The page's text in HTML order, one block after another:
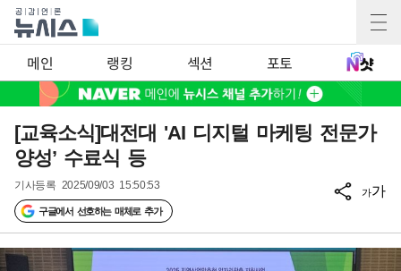
메인 랭킹 섹션 포토
[교육소식]대전대 'AI 디지털 마케팅 전문가
양성’ 수료식 등
기사등록 2025/09/03 15:50:53
구글에서 선호하는 매체로 추가
가가